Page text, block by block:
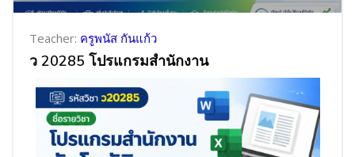
Teacher: ครูพนัส กันแก้ว
ว 20285 โปรแกรมสำนักงาน